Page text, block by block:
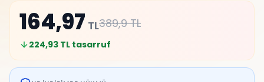
164,97 TL389,9TL
224,93 TL tasarruf